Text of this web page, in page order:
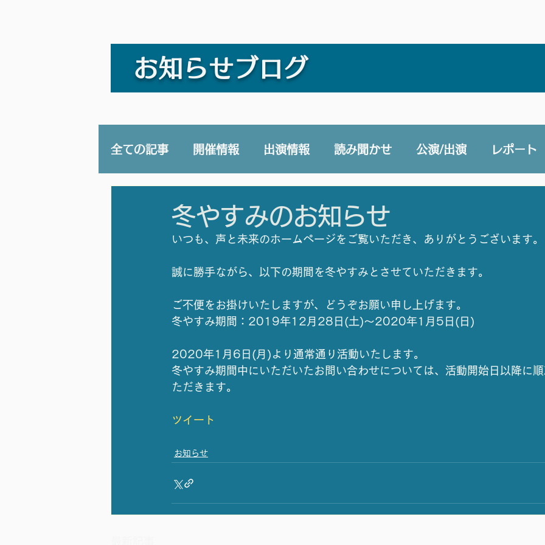
お知らせブログ
全ての記事 開催情報 出演情報 読み聞かせ 公演/出演 レポート
冬やすみのお知らせ
いつも、声と未来のホームページをご覧いただき、ありがとうございます。
誠に勝手ながら、以下の期間を冬やすみとさせていただきます。
ご不便をお掛けいたしますが、どうぞお願い申し上げます。
冬やすみ期間：2019年12月28日(土)～2020年1月5日(日)
2020年1月6日(月)より通常通り活動いたします。
冬やすみ期間中にいただいたお問い合わせについては、活動開始日以降に
ただきます。
ツイート
お知らせ